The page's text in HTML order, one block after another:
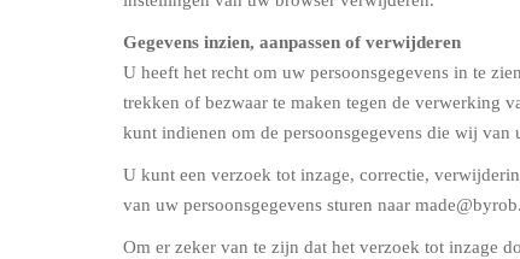
Gegevens inzien, aanpassen of verwijderen
U heeft het recht om uw persoonsgegevens in te
trekken of bezwaar te maken tegen de verwerking
kunt indienen om de persoonsgegevens die wij van
U kunt een verzoek tot inzage, correctie,
van uw persoonsgegevens sturen naar
Om er zeker van te zijn dat het verzoek tot inzage